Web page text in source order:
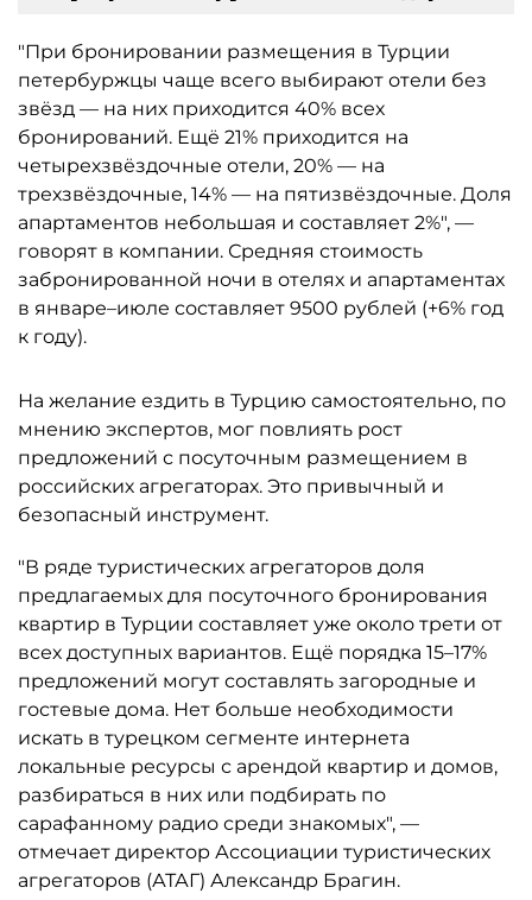
"При бронировании размещения в Турции
петербуржцы чаще всего выбирают отели без
звёзд — на них приходится 40% всех
бронирований. Ещё 21% приходится на
четырехзвёздочные отели, 20% — на
трехзвёздочные, 14% — на пятизвёздочные. Доля
апартаментов небольшая и составляет 2%", —
говорят в компании. Средняя стоимость
забронированной ночи в отелях и апартаментах
в январе–июле составляет 9500 рублей (+6% год
к году).
На желание ездить в Турцию самостоятельно, по
мнению экспертов, мог повлиять рост
предложений с посуточным размещением в
российских агрегаторах. Это привычный и
безопасный инструмент.
"В ряде туристических агрегаторов доля
предлагаемых для посуточного бронирования
квартир в Турции составляет уже около трети от
всех доступных вариантов. Ещё порядка 15–17%
предложений могут составлять загородные и
гостевые дома. Нет больше необходимости
искать в турецком сегменте интернета
локальные ресурсы с арендой квартир и домов,
разбираться в них или подбирать по
сарафанному радио среди знакомых", —
отмечает директор Ассоциации туристических
агрегаторов (АТАГ) Александр Брагин.